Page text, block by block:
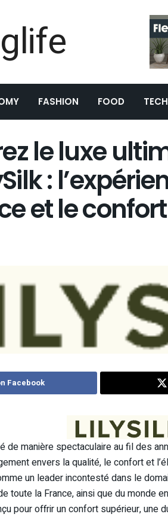
FASHION FOOD
le luxe
:
et le confort
Facebook
de manière spectaculaire au fil des
envers la qualité, le confort et
un leader incontesté dans le
toute la France, ainsi que du monde
pour offrir un confort supérieur, une